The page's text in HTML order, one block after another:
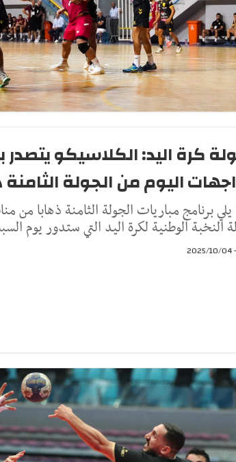
كرة اليد: الكلاسيكو يتصدر
اليوم من الجولة الثامنة
يلي برنامج مباريات الجولة الثامنة ذهابا من
النخبة الوطنية لكرة اليد التي ستدور يوم